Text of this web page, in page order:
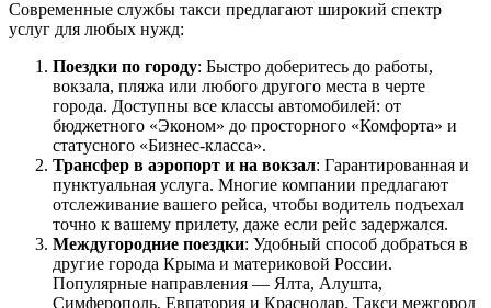
Современные службы такси предлагают широкий спектр
услуг для любых нужд:
Поездки по городу: Быстро доберитесь до работы,
вокзала, пляжа или любого другого места в черте
города. Доступны все классы автомобилей: от
бюджетного «Эконом» до просторного «Комфорта» и
статусного «Бизнес-класса».
Трансфер в аэропорт и на вокзал: Гарантированная и
пунктуальная услуга. Многие компании предлагают
отслеживание вашего рейса, чтобы водитель подъехал
точно к вашему прилету, даже если рейс задержался.
Междугородние поездки: Удобный способ добраться в
другие города Крыма и материковой России.
Популярные направления — Ялта, Алушта,
Симферополь, Евпатория и Краснодар. Такси межгород